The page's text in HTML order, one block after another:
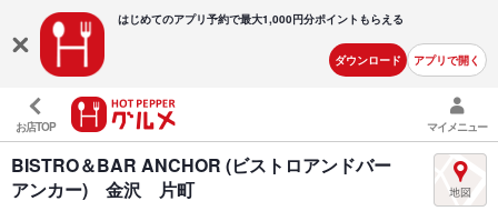
はじめてのアプリ予約で最大1,000円分ポイントもらえる
ダウンロード アプリで開く
お店TOP マイメニュー
BISTRO＆BAR ANCHOR (ビストロアンドバー
アンカー) 金沢 片町